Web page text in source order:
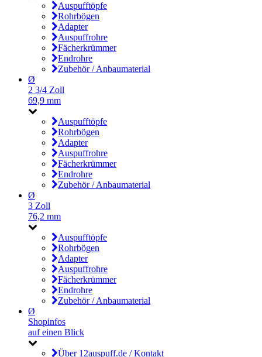
Auspufftöpfe
Rohrbögen
Adapter
Auspuffrohre
Fächerkrümmer
Endrohre
Zubehör / Anbaumaterial
Ø
2 3/4 Zoll
69,9 mm
Auspufftöpfe
Rohrbögen
Adapter
Auspuffrohre
Fächerkrümmer
Endrohre
Zubehör / Anbaumaterial
Ø
3 Zoll
76,2 mm
Auspufftöpfe
Rohrbögen
Adapter
Auspuffrohre
Fächerkrümmer
Endrohre
Zubehör / Anbaumaterial
Ø
Shopinfos
auf einen Blick
Über 12auspuff.de / Kontakt